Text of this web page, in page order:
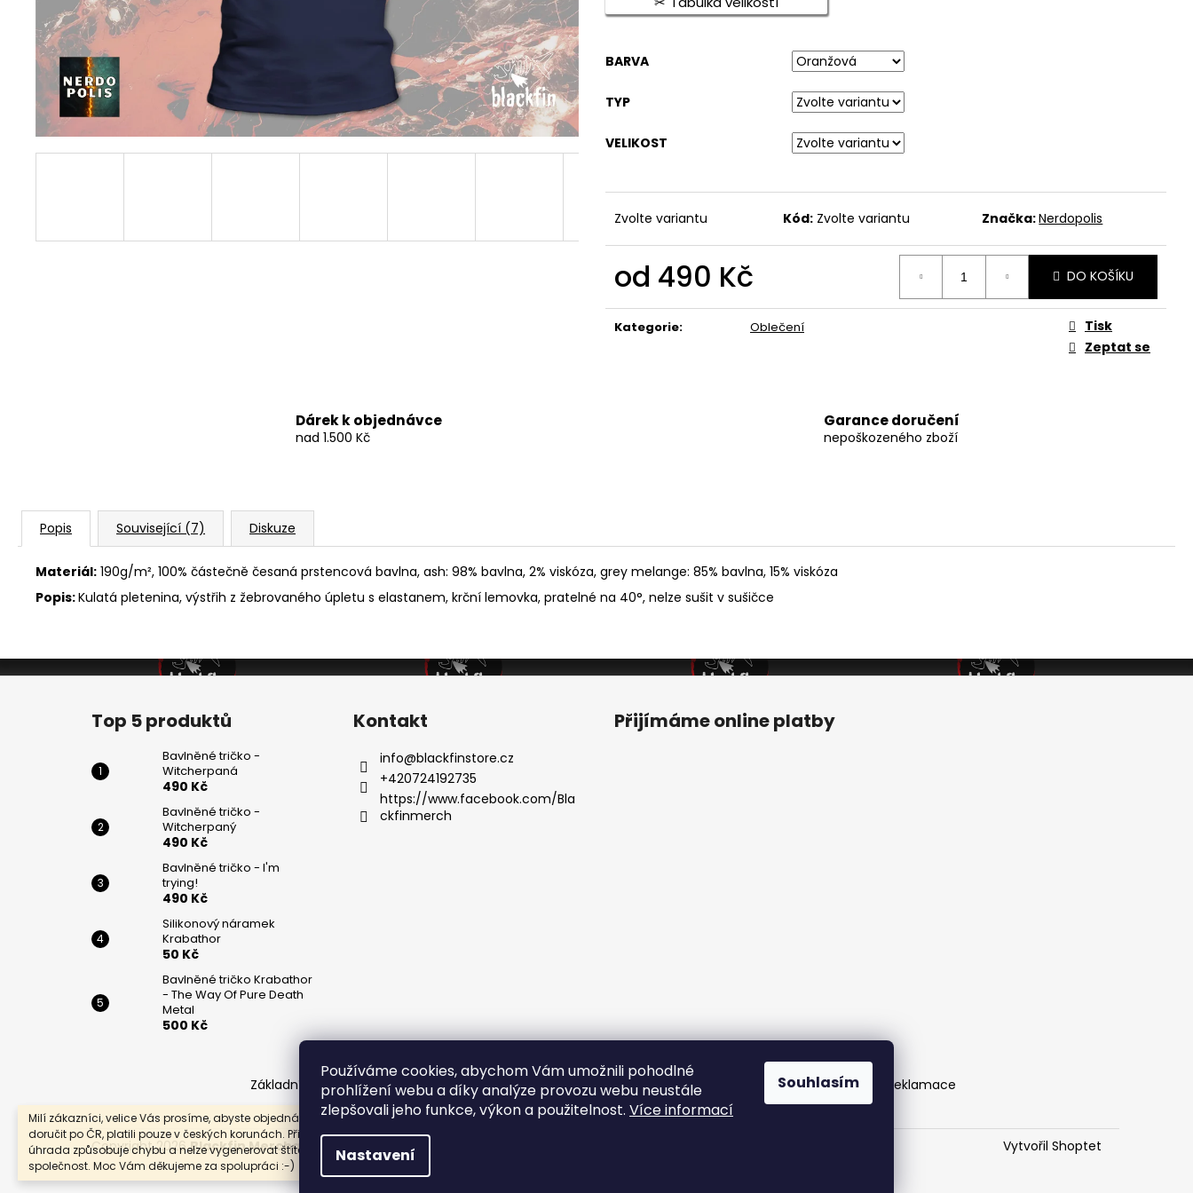
Používáme cookies, abychom Vám umožnili pohodlné
prohlížení webu a díky analýze provozu webu neustále
zlepšovali jeho funkce, výkon a použitelnost. Více informací
Nastavení
Souhlasím
Milí zákazníci, velice Vás prosíme, abyste objednávky, které chcete
doručit po ČR, platili pouze v českých korunách. Při platbě v eurech tato
úhrada způsobuje chybu a nelze vygenerovat štítek pro přepravní
společnost. Moc Vám děkujeme za spolupráci :-)
BARVA
TYP
VELIKOST
Zvolte variantu Kód: Zvolte variantu Značka:Nerdopolis
od 490 Kč
cena:
DO KOŠÍKU
Kategorie: Oblečení
Tisk
Zeptat se
Dárek k objednávce
nad 1.500 Kč
Garance doručení
nepoškozeného zboží
Popis Související (7) Diskuze
Materiál: 190g/m², 100% částečně česaná prstencová bavlna, ash: 98% bavlna, 2% viskóza, grey melange: 85% bavlna, 15% viskóza
Popis:Kulatá pletenina, výstřih z žebrovaného úpletu s elastanem, krční lemovka, pratelné na 40°, nelze sušit v sušičce
490 Kč
490 Kč
490 Kč
Z
Top 5 produktů
Bavlněné tričko -
Witcherpaná
490 Kč
Bavlněné tričko -
Witcherpaný
490 Kč
Bavlněné tričko - I'm
trying!
490 Kč
Silikonový náramek
Krabathor
50 Kč
Bavlněné tričko Krabathor
- The Way Of Pure Death
Metal
500 Kč
Kontakt
info@blackfinstore.cz
+420724192735
https://www.facebook.com/Bla
ckfinmerch
Přijímáme online platby
Základní zásady ochrany osobních údajů | Všeobecné obchodní podmínky | Správná péče o potisk | Reklamace
Vytvořil Shoptet
Copyright 2026Blackfin Merchandise . Všechna práva vyhrazena.